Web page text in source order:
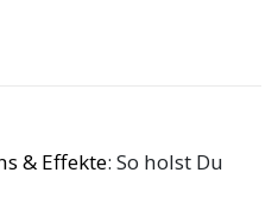
& Effekte: So holst Du